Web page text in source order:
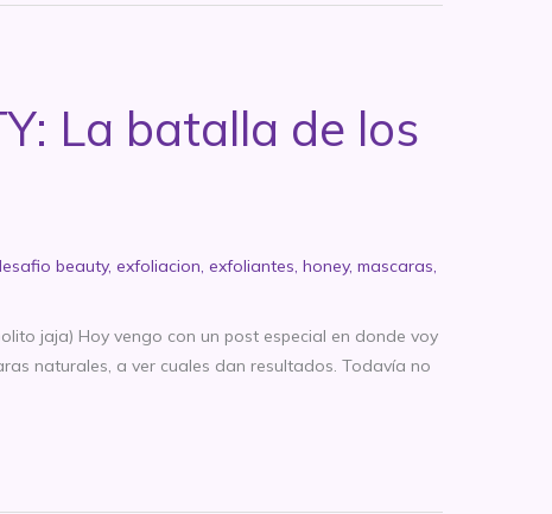
La batalla de los
beauty, exfoliacion, exfoliantes, honey, mascaras,
jaja) Hoy vengo con un post especial en donde voy
naturales, a ver cuales dan resultados. Todavía no